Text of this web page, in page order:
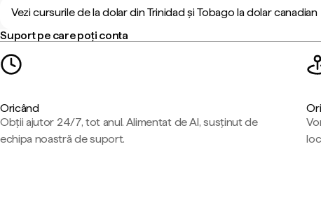
Vezi cursurile de la dolar din Trinidad și Tobago la dolar canadian
Suport pe care poți conta
Oricând
Obții ajutor 24/7, tot anul. Alimentat de AI, susținut de
echipa noastră de suport.